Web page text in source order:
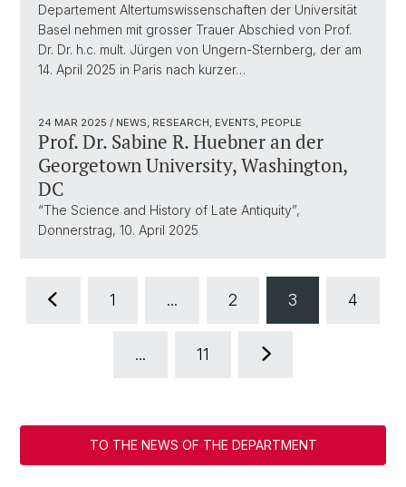
Departement Altertumswissenschaften der Universität
Basel nehmen mit grosser Trauer Abschied von Prof.
Dr. Dr. h.c. mult. Jürgen von Ungern-Sternberg, der am
14. April 2025 in Paris nach kurzer…
24 MAR 2025 / NEWS, RESEARCH, EVENTS, PEOPLE
Prof. Dr. Sabine R. Huebner an der
Georgetown University, Washington,
DC
“The Science and History of Late Antiquity”,
Donnerstrag, 10. April 2025
1 ... 2 3 4
... 11
TO THE NEWS OF THE DEPARTMENT